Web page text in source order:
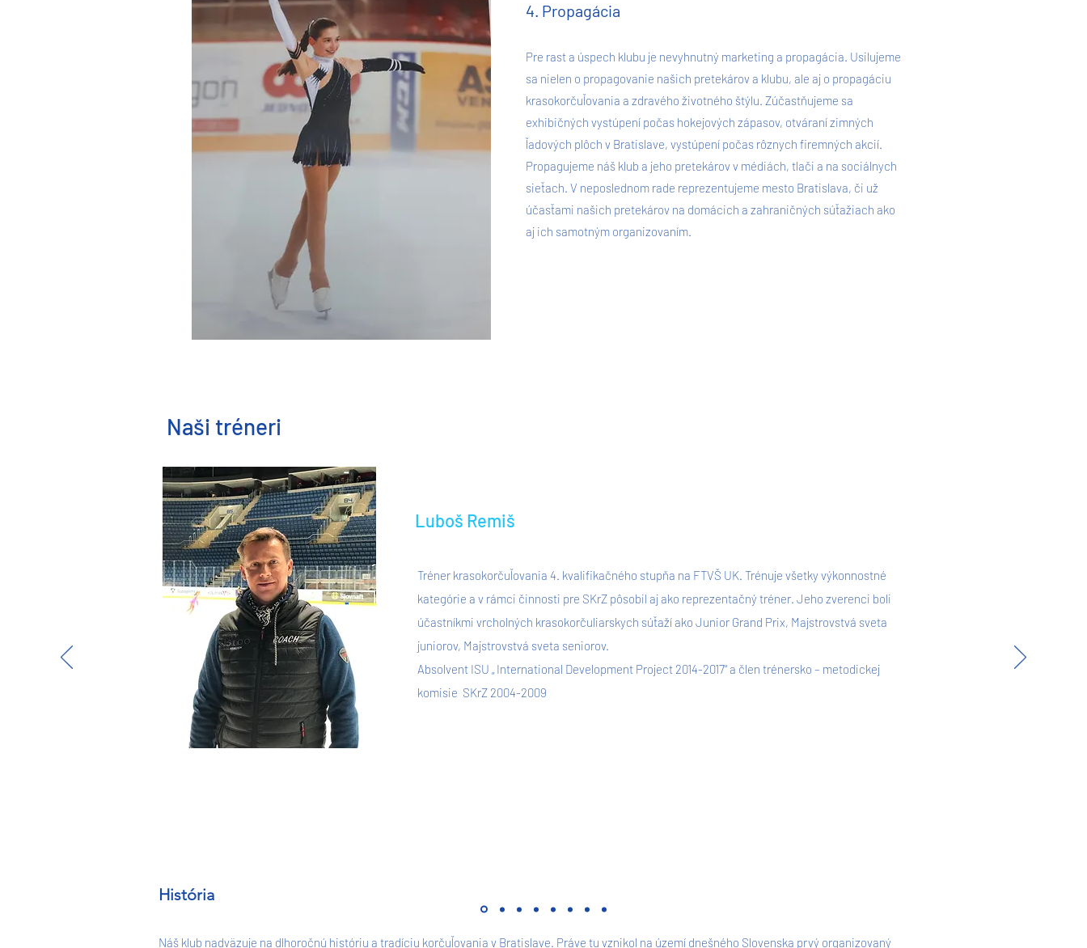
4. Propagácia
Pre rast a úspech klubu je nevyhnutný marketing a propagácia. Usilujeme
sa nielen o propagovanie našich pretekárov a klubu, ale aj o propagáciu
krasokorčuľovania a zdravého životného štýlu. Zúčastňujeme sa
exhibičných vystúpení počas hokejových zápasov, otváraní zimných
ľadových plôch v Bratislave, vystúpení počas rôznych firemných akcií.
Propagujeme náš klub a jeho pretekárov v médiách, tlači a na sociálnych
sieťach. V neposlednom rade reprezentujeme mesto Bratislava, či už
účasťami našich pretekárov na domácich a zahraničných súťažiach ako
aj ich samotným organizovaním.
Naši tréneri
Luboš Remiš
Tréner krasokorčuľovania 4. kvalifikačného stupňa na FTVŠ UK. Trénuje všetky výkonnostné
kategórie a v rámci činnosti pre SKrZ pôsobil aj ako reprezentačný tréner. Jeho zverenci boli
účastníkmi vrcholných krasokorčuliarskych súťaží ako Junior Grand Prix, Majstrovstvá sveta
juniorov, Majstrovstvá sveta seniorov.
Absolvent ISU „ International Development Project 2014-2017“ a člen trénersko – metodickej
komisie SKrZ 2004-2009
História
Náš klub nadväzuje na dlhoročnú históriu a tradíciu korčuľovania v Bratislave. Práve tu vznikol na území dnešného Slovenska prvý organizovaný